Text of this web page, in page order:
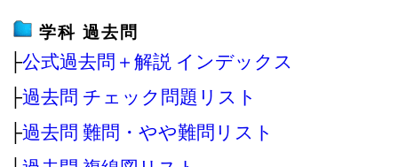
学科 過去問
├公式過去問＋解説 インデックス
├過去問 チェック問題リスト
├過去問 難問・やや難問リスト